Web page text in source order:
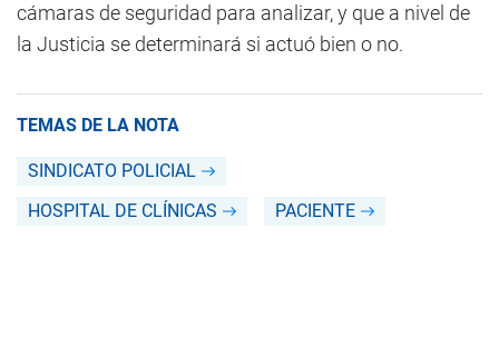
cámaras de seguridad para analizar, y que a nivel de
la Justicia se determinará si actuó bien o no.
TEMAS DE LA NOTA
SINDICATO POLICIAL
HOSPITAL DE CLÍNICAS
PACIENTE